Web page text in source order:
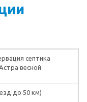
септика
весной
до 50 км)